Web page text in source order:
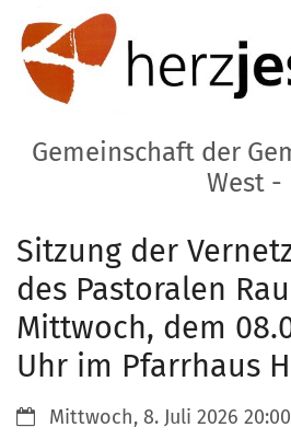
Zum Inhalt springen
Gemeinschaft der
West -
Sitzung der
des Pastoralen
Mittwoch, dem
Uhr im Pfarrhaus
Datum:Mittwoch, 8. Juli 2026 20:00